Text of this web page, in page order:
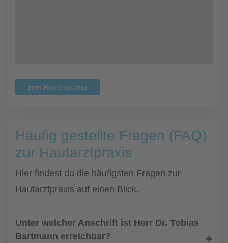
zum Routenplaner
Häufig gestellte Fragen (FAQ)
zur Hautarztpraxis
Hier findest du die häufigsten Fragen zur
Hautarztpraxis auf einen Blick.
Unter welcher Anschrift ist Herr Dr. Tobias
Bartmann erreichbar?